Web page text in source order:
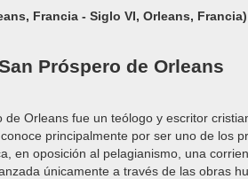
Francia - Siglo VI, Orleans, Francia)
Próspero de Orleans
de Orleans fue un teólogo y escritor
principalmente por ser uno de los
en oposición al pelagianismo, una
únicamente a través de las obras